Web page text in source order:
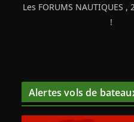
Les FORUMS NAUTIQUES
!
Alertes vols de